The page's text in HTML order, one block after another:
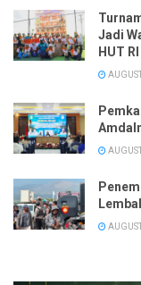
Jadi
HUT